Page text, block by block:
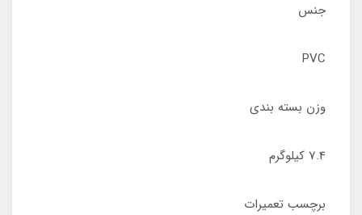
جنس
PVC
وزن بسته بندی
7.4 کیلوگرم
برچسب تعمیرات